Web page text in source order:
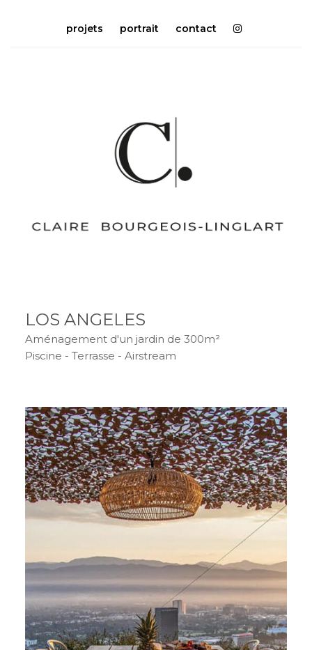
projets portrait contact
LOS ANGELES
Aménagement d'un jardin de 300m²
Piscine - Terrasse - Airstream